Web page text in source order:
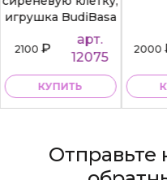
2000₽
арт.
12074
КУПИТЬ
2000
Отправьте